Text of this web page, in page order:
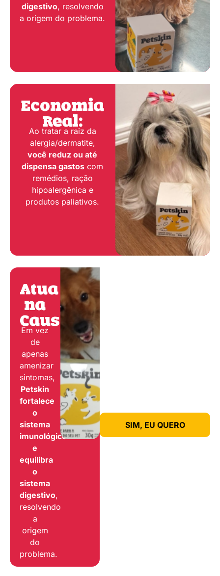
digestivo, resolvendo
a origem do problema.
Economia
Real:
Ao tratar a raiz da
alergia/dermatite,
você reduz ou até
dispensa gastos com
remédios, ração
hipoalergênica e
produtos paliativos.
Atua
na
Causa:
Em vez
de
apenas
amenizar
sintomas,
Petskin
fortalece
o
sistema
imunológico
e
equilibra
o
sistema
digestivo,
resolvendo
a
origem
do
problema.
SIM, EU QUERO